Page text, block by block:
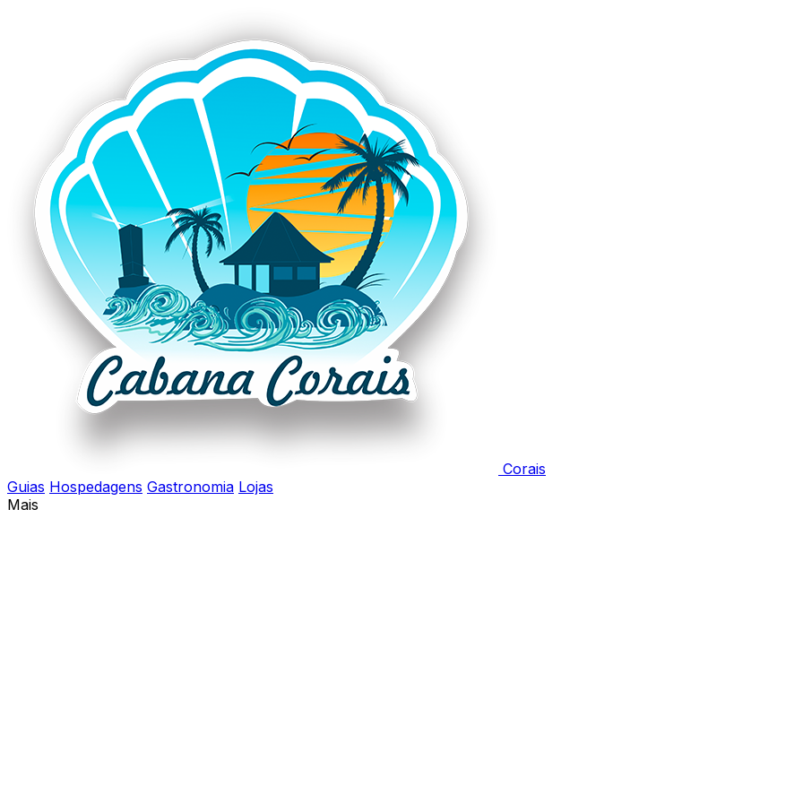
Corais
Guias Hospedagens Gastronomia Lojas
Mais